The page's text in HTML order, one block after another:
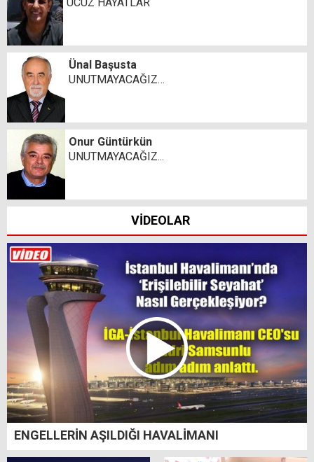
Ünal Başusta
UNUTMAYACAĞIZ…
Onur Güntürkün
UNUTMAYACAĞIZ...
VİDEOLAR
ENGELLERİN AŞILDIĞI HAVALİMANI